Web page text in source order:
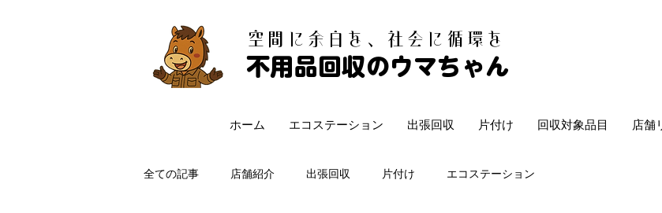
​空間に余白を、社会に循環を
不用品回収のウマちゃん
ホーム エコステーション 出張回収 片付け 回収対象品目 店舗
全ての記事 店舗紹介 出張回収 片付け エコステーション